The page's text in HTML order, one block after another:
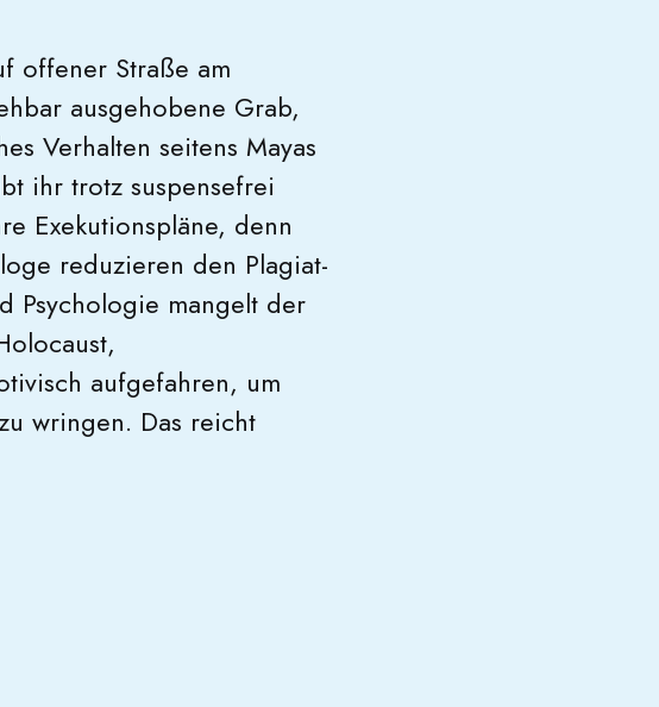
offener Straße am
ausgehobene Grab,
Verhalten seitens Mayas
ihr trotz suspensefrei
Exekutionspläne, denn
reduzieren den Plagiat-
Psychologie mangelt der
aufgefahren, um
wringen. Das reicht